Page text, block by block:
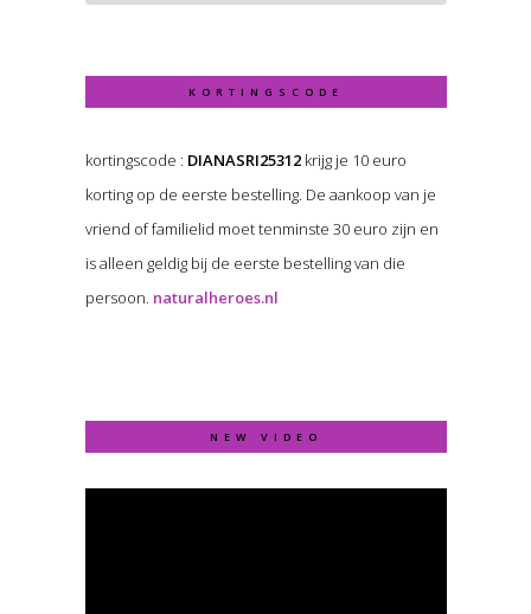
KORTINGSCODE
kortingscode : DIANASRI25312krijg je 10 euro
korting op de eerste bestelling. De aankoop van je
vriend of familielid moet tenminste 30 euro zijn en
is alleen geldig bij de eerste bestelling van die
persoon. naturalheroes.nl
NEW VIDEO
Video